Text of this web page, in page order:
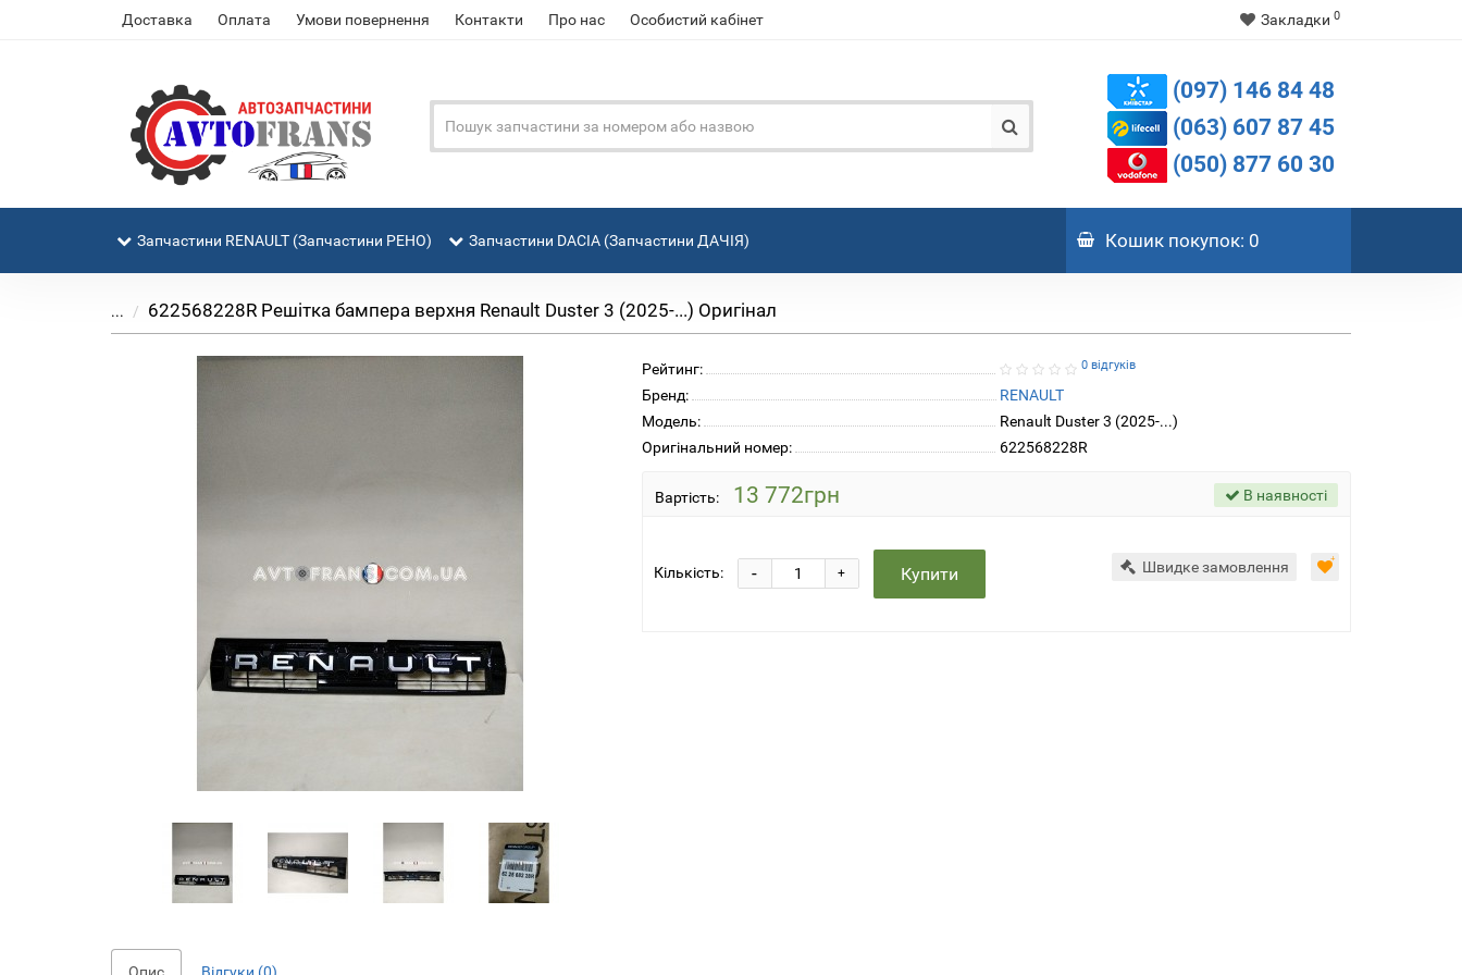
Доставка Оплата Умови повернення Контакти Про нас Особистий кабінет Закладки 0
(097) 146 84 48
(063) 607 87 45
(050) 877 60 30
Запчастини RENAULT (Запчастини РЕНО) Запчастини DACIA (Запчастини ДАЧІЯ) Кошикпокупок: 0
... 622568228R Решітка бампера верхня Renault Duster 3 (2025-...) Оригінал
Рейтинг: 0 відгуків
Бренд:
RENAULT
Модель:
Renault Duster 3 (2025-...)
Оригінальний номер:
622568228R
Вартість: 13 772грн В наявності
Кількість: +
- Купити Швидке замовлення
Опис Відгуки (0)